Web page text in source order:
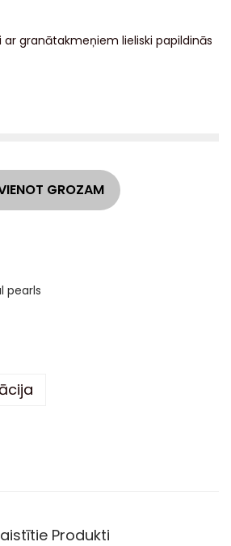
ar granātakmeņiem lieliski papildinās
GROZAM
pearls
Produkti